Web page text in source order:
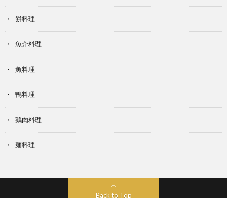
餅料理
魚介料理
魚料理
鴨料理
鶏肉料理
麺料理
Back to Top